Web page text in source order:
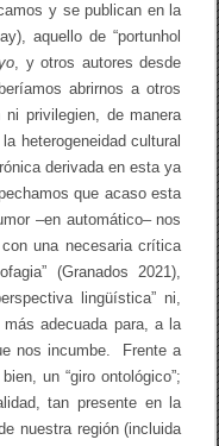
y se publican en la
aquello de “portunhol
, y otros autores desde
abrirnos a otros
privilegien, de manera
heterogeneidad cultural
derivada en esta ya
que acaso esta
–en automático– nos
una necesaria crítica
(Granados 2021),
lingüística” ni,
adecuada para, a la
nos incumbe. Frente a
un “giro ontológico”;
tan presente en la
nuestra región (incluida